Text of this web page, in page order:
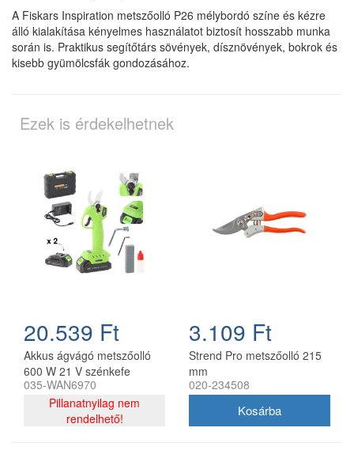
A Fiskars Inspiration metszőolló P26 mélybordó színe és kézre
álló kialakítása kényelmes használatot biztosít hosszabb munka
során is. Praktikus segítőtárs sövények, dísznövények, bokrok és
kisebb gyümölcsfák gondozásához.
Ezek is érdekelhetnek
20.539 Ft
Akkus ágvágó metszőolló
600 W 21 V szénkefe
nélküli, két akkumulátorral
035-WAN6970
Pillanatnyilag nem
rendelhető!
3.109 Ft
Strend Pro metszőolló 215
mm
020-234508